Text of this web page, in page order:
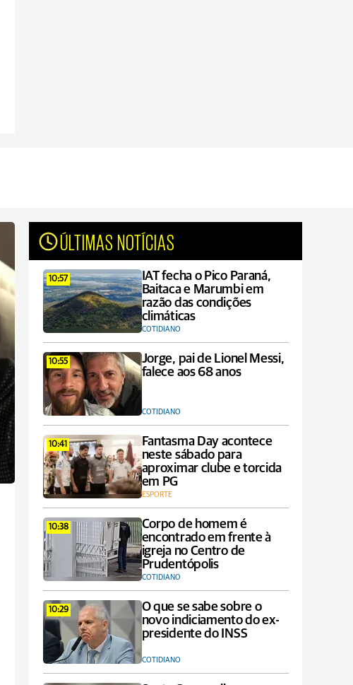
ÚLTIMAS NOTÍCIAS
10:57
IAT fecha o Pico Paraná,
Baitaca e Marumbi em
razão das condições
climáticas
COTIDIANO
10:55
Jorge, pai de Lionel Messi,
falece aos 68 anos
COTIDIANO
10:41
Fantasma Day acontece
neste sábado para
aproximar clube e torcida
em PG
ESPORTE
10:38
Corpo de homem é
encontrado em frente à
igreja no Centro de
Prudentópolis
COTIDIANO
10:29
O que se sabe sobre o
novo indiciamento do ex-
presidente do INSS
COTIDIANO